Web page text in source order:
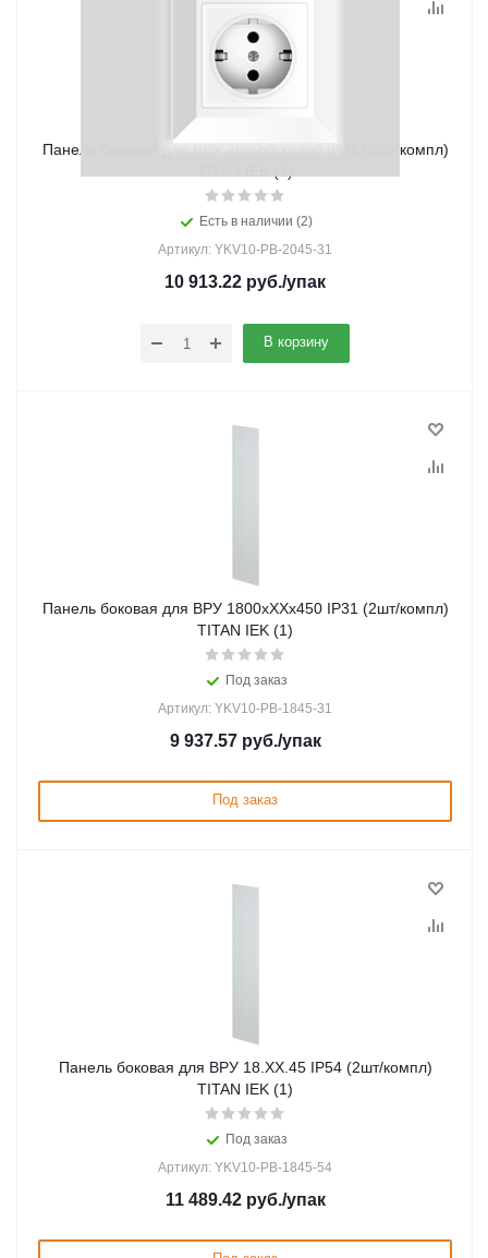
Панель боковая для ВРУ 2000хХХх450 IP31 (2шт/компл)
Есть в наличии (2)
Артикул: YKV10-PB-2045-31
10 913.22 руб./упак
В корзину
Панель боковая для ВРУ 1800хХХх450 IP31 (2шт/компл)
TITAN IEK (1)
Под заказ
Артикул: YKV10-PB-1845-31
9 937.57руб./упак
Под заказ
Панель боковая для ВРУ 18.ХХ.45 IP54 (2шт/компл)
TITAN IEK (1)
Под заказ
Артикул: YKV10-PB-1845-54
11 489.42руб./упак